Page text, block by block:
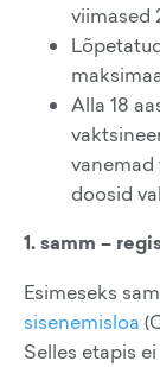
viimased
Alla 18
vanemad
doosid
1. samm –
Esimeseks
sisenemisloa
Selles etapis